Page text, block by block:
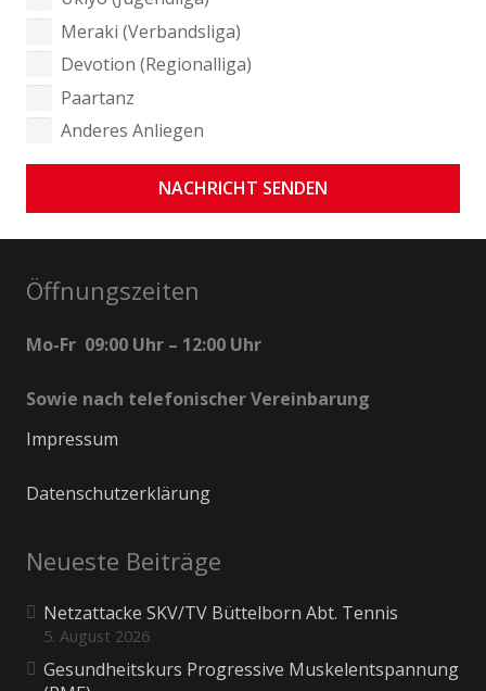
Meraki (Verbandsliga)
Devotion (Regionalliga)
Paartanz
Anderes Anliegen
NACHRICHT SENDEN
Öffnungszeiten
Mo-Fr 09:00 Uhr – 12:00 Uhr
Sowie nach telefonischer Vereinbarung
Impressum
Datenschutzerklärung
Neueste Beiträge
Netzattacke SKV/TV Büttelborn Abt. Tennis
5. August 2026
Gesundheitskurs Progressive Muskelentspannung